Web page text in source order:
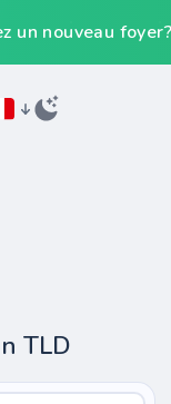
un nouveau
TLD